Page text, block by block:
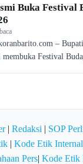
Buka Festival
–
membuka Festival
| Redaksi | SOP
| Kode Etik Internal
Pers| Kode Etik